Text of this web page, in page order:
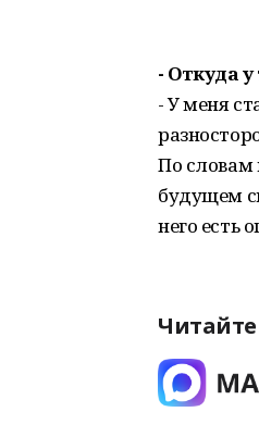
- Откуда
- У меня
По словам
будущем
него есть